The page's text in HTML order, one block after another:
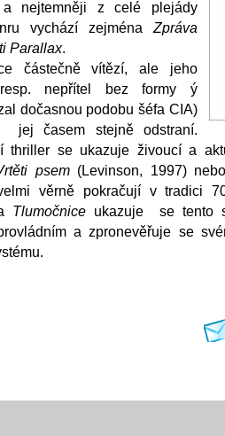
a nejtemněji z celé plejády
vychází zejména Zpráva
Parallax.
částečně vítězí, ale jeho
nepřítel bez formy ý
dočasnou podobu šéfa CIA)
jej časem stejně odstraní.
thriller se ukazuje živoucí a
psem(Levinson, 1997)
věrně pokračují v tradici
Tlumočnice ukazuje se tento
a zpronevěřuje se